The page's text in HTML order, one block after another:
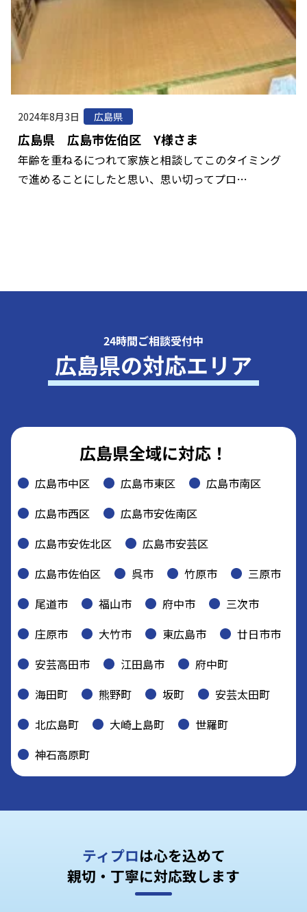
2024年8月3日 広島県
広島県 広島市佐伯区 Y様さま
年齢を重ねるにつれて家族と相談してこのタイミング
で進めることにしたと思い、思い切ってプロ…
24時間ご相談受付中
広島県の対応エリア
広島県全域に対応！
広島市中区 広島市東区
広島市南区
広島市西区
広島市安佐南区
広島市安佐北区
広島市安芸区
広島市佐伯区
呉市 竹原市
三原市
尾道市
福山市 府中市
三次市
庄原市
大竹市 東広島市
廿日市市
安芸高田市
江田島市
府中町
海田町
熊野町 坂町
安芸太田町
北広島町
大崎上島町
世羅町
神石高原町
ティプロは心を込めて
親切・丁寧に対応致します